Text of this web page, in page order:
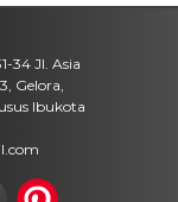
Demo 25
Asing
Berat